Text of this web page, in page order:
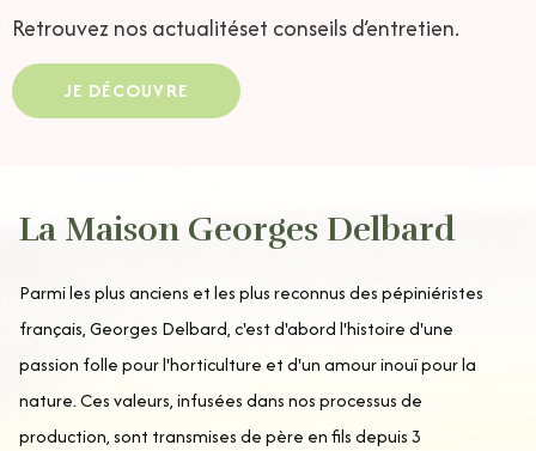
Retrouvez nos actualitéset conseils d’entretien.
JE DÉCOUVRE
La Maison Georges Delbard
Parmi les plus anciens et les plus reconnus des pépiniéristes
français, Georges Delbard, c'est d'abord l'histoire d'une
passion folle pour l'horticulture et d'un amour inouï pour la
nature. Ces valeurs, infusées dans nos processus de
production, sont transmises de père en fils depuis 3